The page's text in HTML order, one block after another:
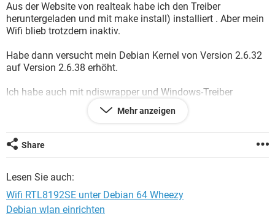
FACEBOOK HARDWARE
WINDOWS 10 INSTAGRAM
WHATSAPP TIKTOK
Aus der Website von realteak habe ich den Treiber
heruntergeladen und mit make install) installiert . Aber mein
Wifi blieb trotzdem inaktiv.
Habe dann versucht mein Debian Kernel von Version 2.6.32
auf Version 2.6.38 erhöht.
Ich habe auch mit ndiswrapper und Windows-Treiber
mit meinem Latein.
Mehr anzeigen
Share
Lesen Sie auch:
Wifi RTL8192SE unter Debian 64 Wheezy
Debian wlan einrichten